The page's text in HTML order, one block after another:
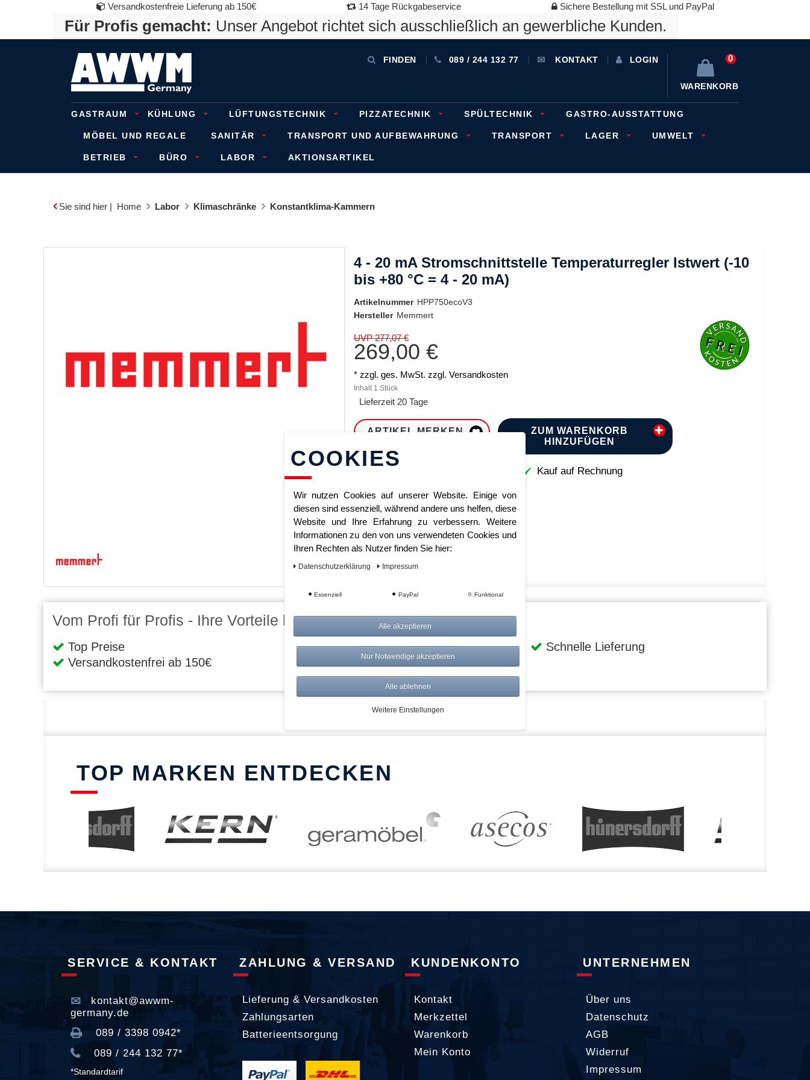
Versandkostenfreie Lieferung ab 150€ 14 Tage Rückgabeservice Sichere Bestellung mit SSL und PayPal
Für Profis gemacht: Unser Angebot richtet sich ausschließlich an gewerbliche Kunden.
FINDEN 089 / 244 132 77 KONTAKT LOGIN 0
WARENKORB
GASTRAUM KÜHLUNG LÜFTUNGSTECHNIK PIZZATECHNIK SPÜLTECHNIK GASTRO-AUSSTATTUNG
MÖBEL UND REGALE SANITÄR TRANSPORT UND AUFBEWAHRUNG TRANSPORT LAGER UMWELT
BETRIEB BÜRO LABOR AKTIONSARTIKEL
Sie sind hier | Home Labor Klimaschränke Konstantklima-Kammern
4 - 20 mA Stromschnittstelle Temperaturregler Istwert (-10
bis +80 °C = 4 - 20 mA)
Artikelnummer HPP750ecoV3
Hersteller Memmert
UVP 277,07 €
269,00 €
* zzgl. ges. MwSt. zzgl. Versandkosten
Inhalt 1 Stück
Lieferzeit 20 Tage
ARTIKEL MERKEN
ZUM WARENKORB
HINZUFÜGEN
Kauf auf Rechnung
Vom Profi für Profis - Ihre Vorteile bei AWWM:
Top Preise
Versandkostenfrei ab 150€
Risikolos: 14 Tage Rückgabe
Über 20.000 Artikel
Schnelle Lieferung
TOP MARKEN ENTDECKEN
SERVICE & KONTAKT
kontakt@awwm-
germany.de
089 / 3398 0942*
089 / 244 132 77*
*Standardtarif
ZAHLUNG & VERSAND
Lieferung & Versandkosten
Zahlungsarten
Batterieentsorgung
KUNDENKONTO
Kontakt
Merkzettel
Warenkorb
Mein Konto
UNTERNEHMEN
Über uns
Datenschutz
AGB
Widerruf
Impressum
COOKIES
Wir nutzen Cookies auf unserer Website. Einige von
diesen sind essenziell, während andere uns helfen, diese
Website und Ihre Erfahrung zu verbessern. Weitere
Informationen zu den von uns verwendeten Cookies und
Ihren Rechten als Nutzer finden Sie hier:
Daten­schutz­erklärung Impressum
Essenziell PayPal Funktional
Alle akzeptieren
Nur Notwendige akzeptieren
Alle ablehnen
Weitere Einstellungen